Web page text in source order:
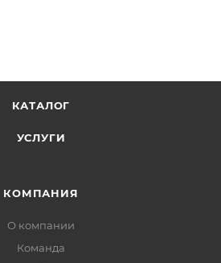
КАТАЛОГ
УСЛУГИ
КОМПАНИЯ
О компании
Команда